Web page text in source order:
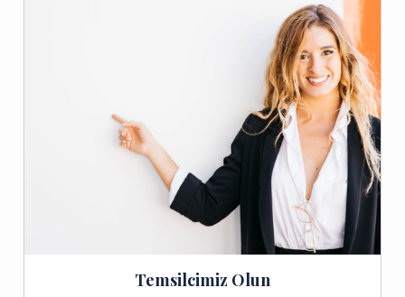
Temsilcimiz Olun